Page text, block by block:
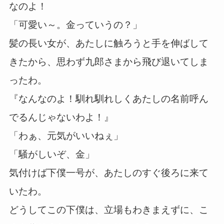
なのよ！
「可愛い～。金っていうの？」
髪の長い女が、あたしに触ろうと手を伸ばして
きたから、思わず九郎さまから飛び退いてしま
ったわ。
『なんなのよ！馴れ馴れしくあたしの名前呼ん
でるんじゃないわよ！』
「わぁ、元気がいいねぇ」
「騒がしいぞ、金」
気付けば下僕一号が、あたしのすぐ後ろに来て
いたわ。
どうしてこの下僕は、立場もわきまえずに、こ